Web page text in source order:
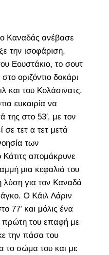
Καναδάς ανέβασε
την ισοφάριση,
Εουστάκιο, το σουτ
οριζόντιο δοκάρι
και του Κολάσινατς.
ευκαιρία να
της στο 53′, με τον
σε τετ α τετ μετά
των
απομάκρυνε
μια κεφαλιά του
για τον Καναδά
Ο Κάιλ Λάριν
77′ και μόλις ένα
πρώτη του επαφή με
την πάσα του
το σώμα του και με